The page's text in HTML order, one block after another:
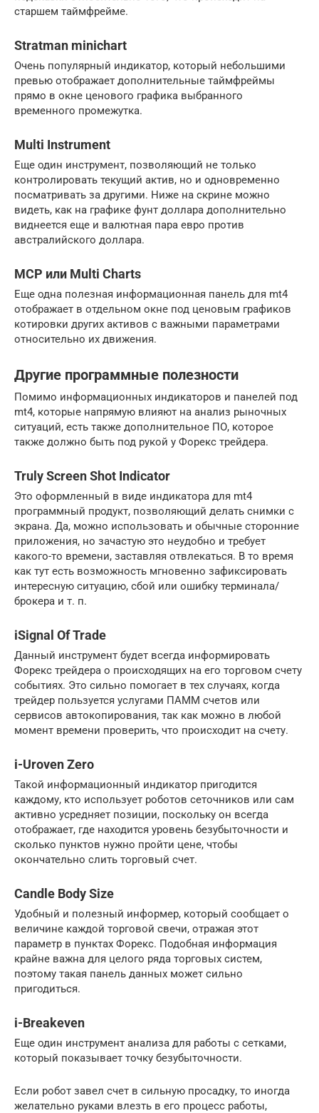
старшем таймфрейме.
Stratman minichart
Очень популярный индикатор, который небольшими
превью отображает дополнительные таймфреймы
прямо в окне ценового графика выбранного
временного промежутка.
Multi Instrument
Еще один инструмент, позволяющий не только
контролировать текущий актив, но и одновременно
посматривать за другими. Ниже на скрине можно
видеть, как на графике фунт доллара дополнительно
виднеется еще и валютная пара евро против
австралийского доллара.
MCP или Multi Charts
Еще одна полезная информационная панель для mt4
отображает в отдельном окне под ценовым графиков
котировки других активов с важными параметрами
относительно их движения.
Другие программные полезности
Помимо информационных индикаторов и панелей под
mt4, которые напрямую влияют на анализ рыночных
ситуаций, есть также дополнительное ПО, которое
также должно быть под рукой у Форекс трейдера.
Truly Screen Shot Indicator
Это оформленный в виде индикатора для mt4
программный продукт, позволяющий делать снимки с
экрана. Да, можно использовать и обычные сторонние
приложения, но зачастую это неудобно и требует
какого-то времени, заставляя отвлекаться. В то время
как тут есть возможность мгновенно зафиксировать
интересную ситуацию, сбой или ошибку терминала/
брокера и т. п.
iSignal Of Trade
Данный инструмент будет всегда информировать
Форекс трейдера о происходящих на его торговом счету
событиях. Это сильно помогает в тех случаях, когда
трейдер пользуется услугами ПАММ счетов или
сервисов автокопирования, так как можно в любой
момент времени проверить, что происходит на счету.
i-Uroven Zero
Такой информационный индикатор пригодится
каждому, кто использует роботов сеточников или сам
активно усредняет позиции, поскольку он всегда
отображает, где находится уровень безубыточности и
сколько пунктов нужно пройти цене, чтобы
окончательно слить торговый счет.
Candle Body Size
Удобный и полезный информер, который сообщает о
величине каждой торговой свечи, отражая этот
параметр в пунктах Форекс. Подобная информация
крайне важна для целого ряда торговых систем,
поэтому такая панель данных может сильно
пригодиться.
i-Breakeven
Еще один инструмент анализа для работы с сетками,
который показывает точку безубыточности.
Если робот завел счет в сильную просадку, то иногда
желательно руками влезть в его процесс работы,